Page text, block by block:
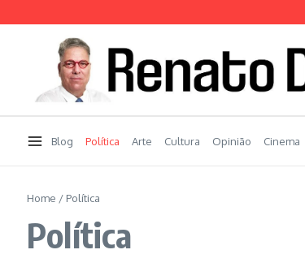
Blog Política Arte Cultura Opinião Cinema
Home / Política
Política